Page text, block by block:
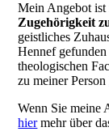
Mein Angebot ist
Zugehörigkeit
geistliches
Hennef
theologischen
zu meiner Person
Wenn Sie meine
hiermehr über